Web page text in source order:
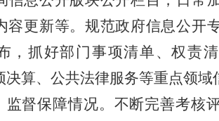
容更新等。规范政府信息公开
，抓好部门事项清单、权责
决算、公共法律服务等重点领域
监督保障情况。 不断完善考核